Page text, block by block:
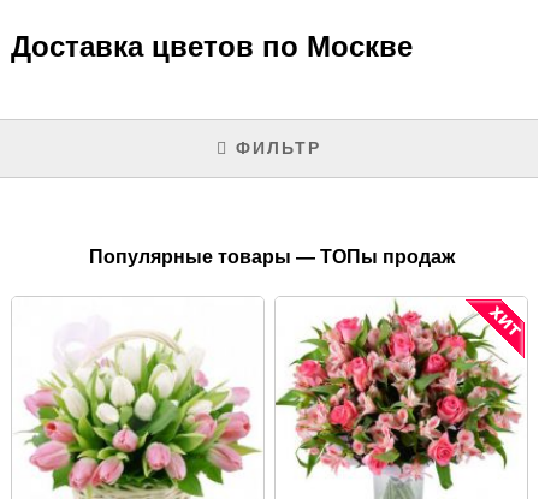
Доставка цветов по Москве
ФИЛЬТР
Популярные товары — ТОПы продаж